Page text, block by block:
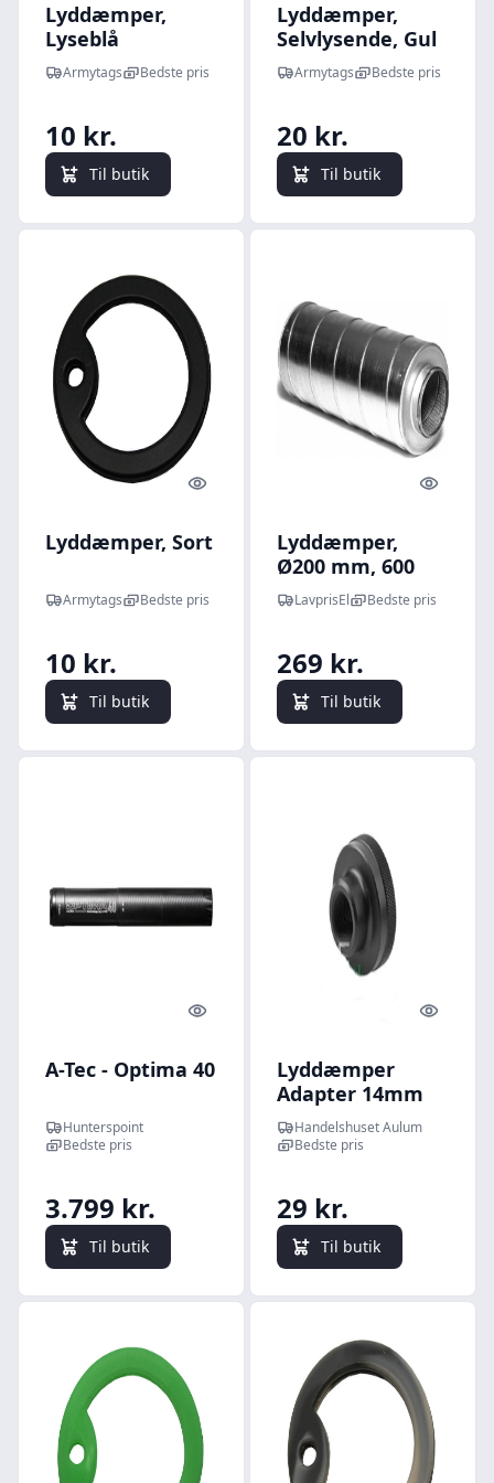
Lyddæmper,
Lyseblå
Armytags Bedste pris
10 kr.
Til butik
Lyddæmper,
Selvlysende, Gul
Armytags Bedste pris
20 kr.
Til butik
Quick look
Lyddæmper, Sort
Armytags Bedste pris
10 kr.
Til butik
Quick
Lyddæmper,
Ø200 mm, 600
mmLavprisEl Bedste pris
269 kr.
Til butik
Quick look
A-Tec - Optima 40
Hunterspoint
Bedste pris
3.799 kr.
Til butik
Quick
Lyddæmper
Adapter 14mm
cwHandelshuset Aulum
Bedste pris
29 kr.
Til butik